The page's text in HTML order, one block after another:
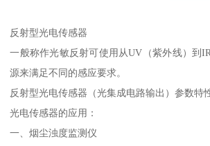
反射型光电传感器
一般称作光敏反射可使用从UV（紫外线）到
源来满足不同的感应要求。
反射型光电传感器（光集成电路输出）参数特
光电传感器的应用：
一、烟尘浊度监测仪